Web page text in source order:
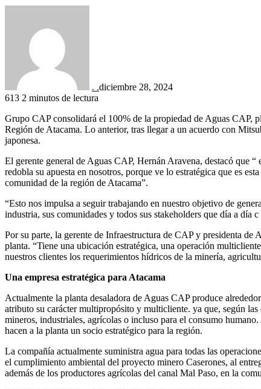
. .diciembre 28, 2024
613 2 minutos de lectura
Grupo CAP consolidará el 100% de la propiedad de Aguas CAP,
Región de Atacama. Lo anterior, tras llegar a un acuerdo con
japonesa.
El gerente general de Aguas CAP, Hernán Aravena, destacó que
redobla su apuesta en nosotros, porque ve lo estratégica que es
comunidad de la región de Atacama”.
“Esto nos impulsa a seguir trabajando en nuestro objetivo de
industria, sus comunidades y todos sus stakeholders que día a día
Por su parte, la gerente de Infraestructura de CAP y presidenta
planta. “Tiene una ubicación estratégica, una operación
nuestros clientes los requerimientos hídricos de la minería,
Una empresa estratégica para Atacama
Actualmente la planta desaladora de Aguas CAP produce
atributo su carácter multipropósito y multicliente. ya que, según
mineros, industriales, agrícolas o incluso para el consumo
hacen a la planta un socio estratégico para la región.
La compañía actualmente suministra agua para todas las
el cumplimiento ambiental del proyecto minero Caserones, al
además de los productores agrícolas del canal Mal Paso, en la